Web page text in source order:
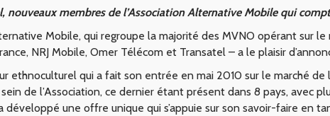
nouveaux membres de l’Association Alternative Mobile qui
Mobile, qui regroupe la majorité des MVNO opérant sur
NRJ Mobile, Omer Télécom et Transatel – a le plaisir
ethnoculturel qui a fait son entrée en mai 2010 sur le marché
de l’Association, ce dernier étant présent dans 8 pays, avec
développé une offre unique qui s’appuie sur son savoir-faire en